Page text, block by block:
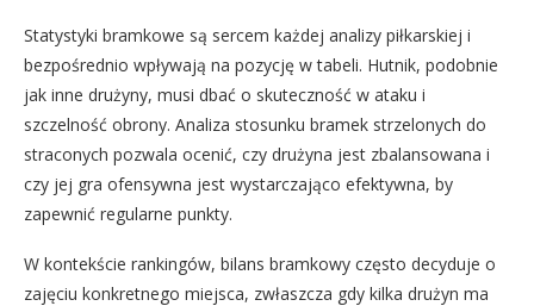
Statystyki bramkowe są sercem każdej analizy piłkarskiej i
bezpośrednio wpływają na pozycję w tabeli. Hutnik, podobnie
jak inne drużyny, musi dbać o skuteczność w ataku i
szczelność obrony. Analiza stosunku bramek strzelonych do
straconych pozwala ocenić, czy drużyna jest zbalansowana i
czy jej gra ofensywna jest wystarczająco efektywna, by
zapewnić regularne punkty.
W kontekście rankingów, bilans bramkowy często decyduje o
zajęciu konkretnego miejsca, zwłaszcza gdy kilka drużyn ma